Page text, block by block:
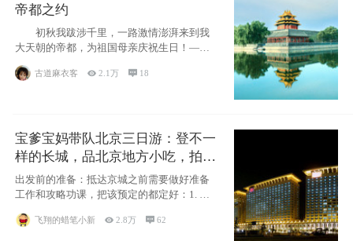
帝都之约
初秋我跋涉千里，一路激情澎湃来到我
大天朝的帝都，为祖国母亲庆祝生日！——
古道麻衣客 2.1万  18
宝爹宝妈带队北京三日游：登不一
样的长城，品北京地方小吃，拍盘
古七星夜景！
出发前的准备：抵达京城之前需要做好准备
工作和攻略功课，把该预定的都定好：1. 酒
飞翔的蜡笔小新 2.8万 62